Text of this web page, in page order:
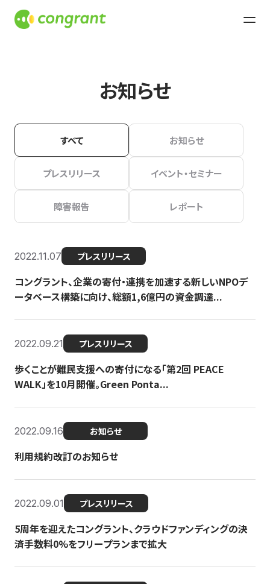
お知らせ
すべて お知らせ
プレスリリース イベント・セミナー
障害報告 レポート
2022.11.07 プレスリリース
コングラント、企業の寄付・連携を加速する新しいNPOデ
ータベース構築に向け、総額1,6億円の資金調達...
2022.09.21 プレスリリース
歩くことが難民支援への寄付になる「第2回 PEACE
WALK」を10月開催。Green Ponta...
2022.09.16 お知らせ
利用規約改訂のお知らせ
2022.09.01 プレスリリース
5周年を迎えたコングラント、クラウドファンディングの決
済手数料0%をフリープランまで拡大